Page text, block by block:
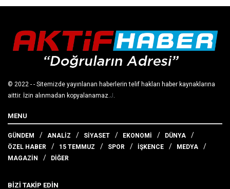
© 2022 - - Sitemizde yayınlanan haberlerin telif hakları haber kaynaklarına
aittir. İzin alınmadan kopyalanamaz. J
MENU
GÜNDEM ANALİZ SİYASET EKONOMİ
DÜNYA
ÖZEL HABER
15 TEMMUZ SPOR İŞKENCE
MEDYA
MAGAZİN
DİĞER
BİZİ TAKİP EDİN